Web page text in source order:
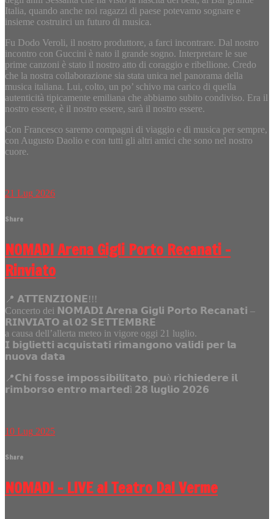
Italia, quando anche noi ragazzi di paese potevamo sognare e
insieme costruirci un futuro di musica.
Fu Dodo Veroli, il nostro produttore, a farci incontrare. Dal nostro
incontro con Guccini è nato il grande sogno. Interpretare le sue
prime canzoni è stato il nostro atto di coraggio e ribellione. Credo
che la nostra collaborazione sia stata unica nel panorama della
musica italiana. Lui, colto, un po’ schivo ma carico di quella
autenticità tipicamente emiliana che abbiamo subito condiviso. Era il
nostro essere, è il nostro essere, sarà il nostro essere.
Con Francesco saremo compagni di viaggio e di musica per sempre,
con Augusto Daolio e con tutti gli altri amici che sono nel nostro
cuore.
21 Lug 2026
Share
NOMADI Arena Gigli Porto Recanati –
Rinviato
📍 𝗔𝗧𝗧𝗘𝗡𝗭𝗜𝗢𝗡𝗘!!!
Concerto dei 𝗡𝗢𝗠𝗔𝗗𝗜 𝗔𝗿𝗲𝗻𝗮 𝗚𝗶𝗴𝗹𝗶 𝗣𝗼𝗿𝘁𝗼 𝗥𝗲𝗰𝗮𝗻𝗮𝘁𝗶 –
𝗥𝗜𝗡𝗩𝗜𝗔𝗧𝗢 𝗮𝗹 𝟬𝟮 𝗦𝗘𝗧𝗧𝗘𝗠𝗕𝗥𝗘
a causa dell’allerta meteo in vigore oggi 21 luglio.
𝗜 𝗯𝗶𝗴𝗹𝗶𝗲𝘁𝘁𝗶 𝗮𝗰𝗾𝘂𝗶𝘀𝘁𝗮𝘁𝗶 𝗿𝗶𝗺𝗮𝗻𝗴𝗼𝗻𝗼 𝘃𝗮𝗹𝗶𝗱𝗶 𝗽𝗲𝗿 𝗹𝗮
𝗻𝘂𝗼𝘃𝗮 𝗱𝗮𝘁𝗮
📍𝗖𝗵𝗶 𝗳𝗼𝘀𝘀𝗲 𝗶𝗺𝗽𝗼𝘀𝘀𝗶𝗯𝗶𝗹𝗶𝘁𝗮𝘁𝗼, 𝗽𝘂ò 𝗿𝗶𝗰𝗵𝗶𝗲𝗱𝗲𝗿𝗲 𝗶𝗹
𝗿𝗶𝗺𝗯𝗼𝗿𝘀𝗼 𝗲𝗻𝘁𝗿𝗼 𝗺𝗮𝗿𝘁𝗲𝗱ì 𝟮𝟴 𝗹𝘂𝗴𝗹𝗶𝗼 𝟮𝟬𝟮𝟲
10 Lug 2025
Share
NOMADI – LIVE al Teatro Dal Verme